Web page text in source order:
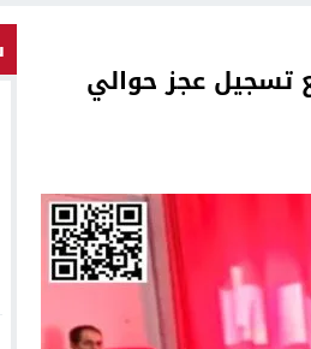
في الموسم السنوي للتبوريدة في
الجيش الملكي ينتفض ضد تعيين “ندالا”
الأوضاع
للخميسات يصادق على ميزانية 2025 مع تسجيل عجز حوالي